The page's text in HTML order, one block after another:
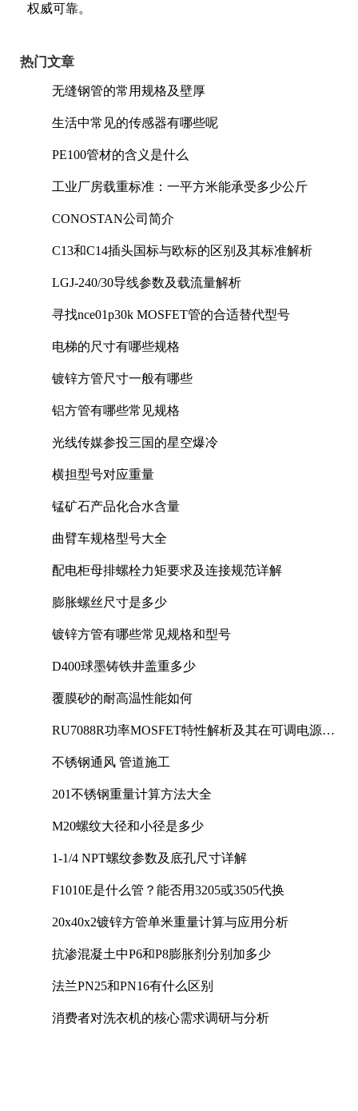
权威可靠。
热门文章
无缝钢管的常用规格及壁厚
生活中常见的传感器有哪些呢
PE100管材的含义是什么
工业厂房载重标准：一平方米能承受多少公斤
CONOSTAN公司简介
C13和C14插头国标与欧标的区别及其标准解析
LGJ-240/30导线参数及载流量解析
寻找nce01p30k MOSFET管的合适替代型号
电梯的尺寸有哪些规格
镀锌方管尺寸一般有哪些
铝方管有哪些常见规格
光线传媒参投三国的星空爆冷
横担型号对应重量
锰矿石产品化合水含量
曲臂车规格型号大全
配电柜母排螺栓力矩要求及连接规范详解
膨胀螺丝尺寸是多少
镀锌方管有哪些常见规格和型号
D400球墨铸铁井盖重多少
覆膜砂的耐高温性能如何
RU7088R功率MOSFET特性解析及其在可调电源设
不锈钢通风 管道施工
201不锈钢重量计算方法大全
M20螺纹大径和小径是多少
1-1/4 NPT螺纹参数及底孔尺寸详解
F1010E是什么管？能否用3205或3505代换
20x40x2镀锌方管单米重量计算与应用分析
抗渗混凝土中P6和P8膨胀剂分别加多少
法兰PN25和PN16有什么区别
消费者对洗衣机的核心需求调研与分析